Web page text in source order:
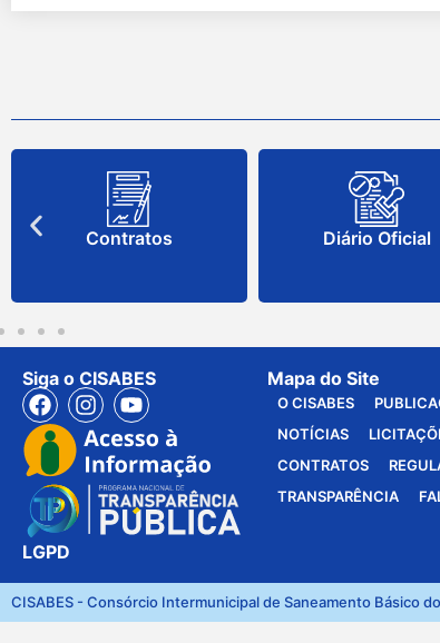
Contratos Diário Oficial
Siga o CISABES
LGPD
Mapa do Site
O CISABES
NOTÍCIAS
CONTRATOS
TRANSPARÊNCIA
CISABES - Consórcio Intermunicipal de Saneamento Básico